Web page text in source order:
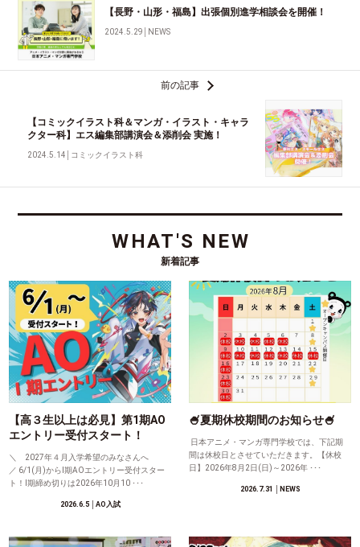
【長野・山形・福島】出張個別進学相談会を開催！
2024.5.29 NEWS
前の記事
【コミックイラスト科＆マンガ・イラスト・キャラ
クター科】エス編集部講演会＆添削会 実施！
2024.5.14 コミックイラスト科
WHAT'S NEW
新着記事
【高３生以上は必見】第1期AO
エントリー受付スタート！
＼ 2027年４月入学希望のみなさんへ
／ 6/1(月)からⅠ期AOエントリー受付スター
ト！Ⅰ期締め切りは2026年10月10 ･･･
2026.6.5│AO入試
🍧夏期休校期間のお知らせ🍧
日本アニメ・マンガ専門学校では、下記期
間は休校日とさせていただきます。【休校
日】2026年8月2日(日)～2026年 ･･･
2026.7.31 │NEWS